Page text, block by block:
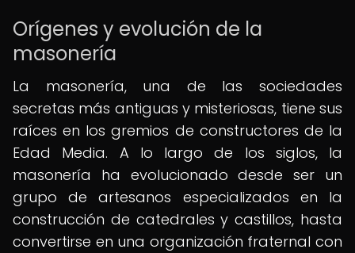
Orígenes y evolución de la
masonería
La masonería, una de las sociedades
secretas más antiguas y misteriosas, tiene sus
raíces en los gremios de constructores de la
Edad Media. A lo largo de los siglos, la
masonería ha evolucionado desde ser un
grupo de artesanos especializados en la
construcción de catedrales y castillos, hasta
convertirse en una organización fraternal con